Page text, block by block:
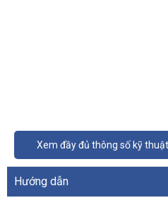
Xem đầy đủ thông số kỹ thuật
Hướng dẫn